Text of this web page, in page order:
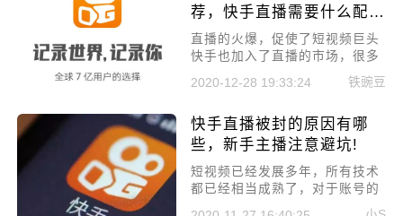
错过后悔!
荐，快手直播需要什么配置
的电脑
直播的火爆，促使了短视频巨头
快手也加入了直播的市场，很多
小伙伴都想在快手开启游戏直
播，今天小编就来给大家讲讲快
直播需要什么配置的电脑。
2020-12-28 19:33:24 铁豌豆
快手直播被封的原因有哪
些，新手主播注意避坑!
短视频已经发展多年，所有技术
都已经相当成熟了，对于账号的
违规检测非常智能，而新人主播